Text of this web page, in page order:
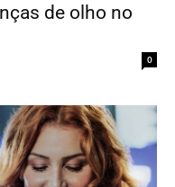
de olho no
0